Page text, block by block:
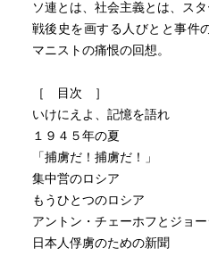
ソ連とは、社会主義とは、ス
戦後史を画する人びとと事件
マニストの痛恨の回想。
［ 目次 ］
いけにえよ、記憶を語れ
１９４５年の夏
「捕虜だ！捕虜だ！」
集中営のロシア
もうひとつのロシア
アントン・チェーホフとジョ
日本人俘虜のための新聞